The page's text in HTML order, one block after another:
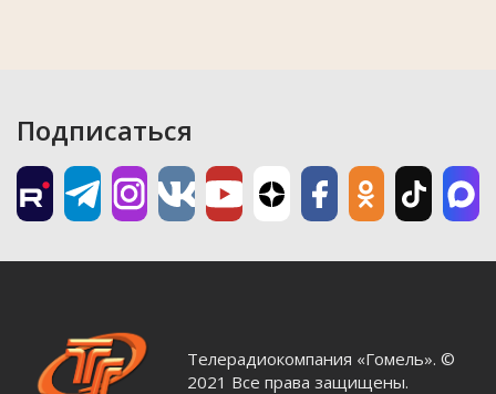
Подписаться
Телерадиокомпания «Гомель». ©
2021 Все права защищены.